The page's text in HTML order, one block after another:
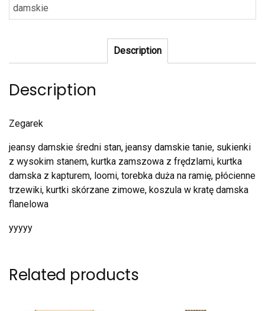
damskie
Description
Description
Zegarek
jeansy damskie średni stan, jeansy damskie tanie, sukienki
z wysokim stanem, kurtka zamszowa z frędzlami, kurtka
damska z kapturem, loomi, torebka duża na ramię, płócienne
trzewiki, kurtki skórzane zimowe, koszula w kratę damska
flanelowa
yyyyy
Related products